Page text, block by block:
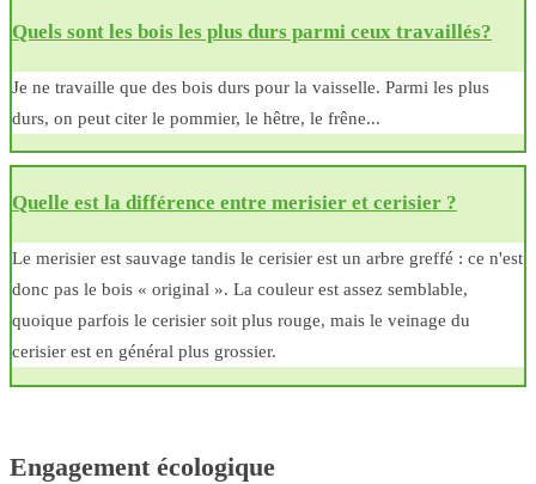
Quels sont les bois les plus durs parmi ceux travaillés?
Je ne travaille que des bois durs pour la vaisselle. Parmi les plus
durs, on peut citer le pommier, le hêtre, le frêne...
Quelle est la différence entre merisier et cerisier ?
Le merisier est sauvage tandis le cerisier est un arbre greffé : ce n'est
donc pas le bois « original ». La couleur est assez semblable,
quoique parfois le cerisier soit plus rouge, mais le veinage du
cerisier est en général plus grossier.
Engagement écologique